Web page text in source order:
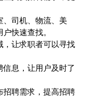
、司机、物流、美
快速查找。
，让求职者可以寻找
信息，让用户及时了
招聘需求，提高招聘